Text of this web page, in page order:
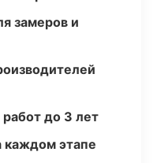
замеров и
работ до 3 лет
каждом этапе